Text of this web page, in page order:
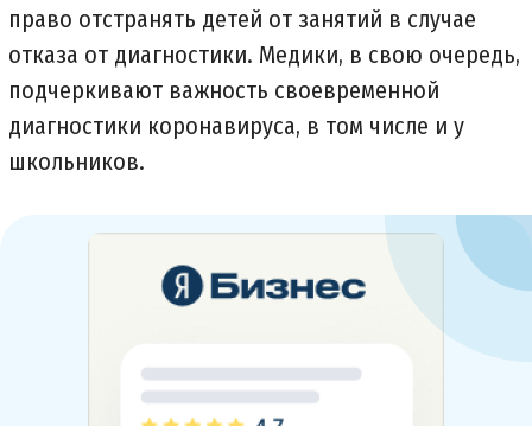
право отстранять детей от занятий в случае
отказа от диагностики. Медики, в свою очередь,
подчеркивают важность своевременной
диагностики коронавируса, в том числе и у
школьников.